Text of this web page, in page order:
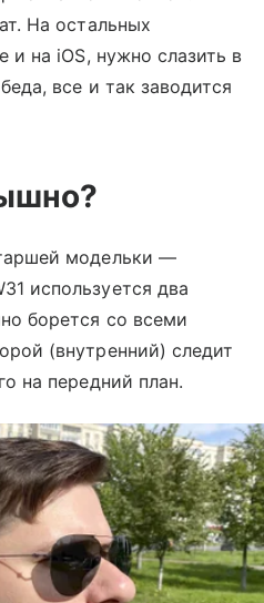
На остальных
и на iOS, нужно слазить в
все и так заводится
модельки —
используется два
борется со всеми
(внутренний) следит
на передний план.